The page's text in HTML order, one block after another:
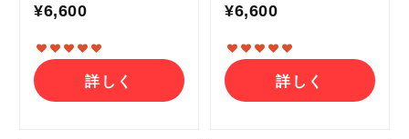
¥6,600
詳しく
¥6,600
詳しく